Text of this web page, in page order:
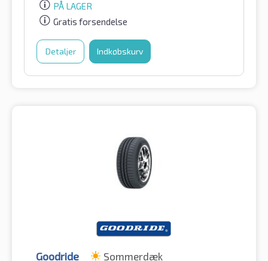
PÅ LAGER
Gratis forsendelse
Detaljer Indkøbskurv
Goodride Sommerdæk